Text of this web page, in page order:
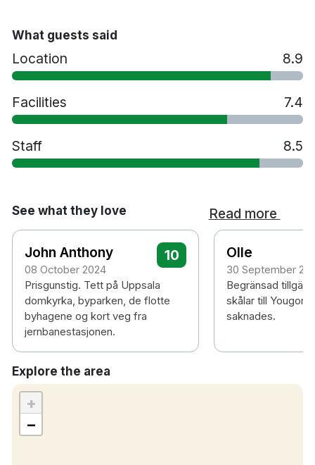
Smart-TV
2 barer - Highballer Bar och Xampagneria
Husdjur tillåts mot en avgift på 250 kronor per
vistelse
Rökfritt
8 minuters promenad till Uppsala Domkyrka
33 minuters bilresa till Arlanda Flygplats
What guests said
Location 8.9
Facilities 7.4
Staff 8.5
See what they love Read more
John Anthony
08 October 2024
10
Prisgunstig. Tett på Uppsala
domkyrka, byparken, de flotte
byhagene og kort veg fra
jernbanestasjonen.
Olle
30 September
Begränsad
skålar till Yougort.
saknades.
Explore the area
+
−